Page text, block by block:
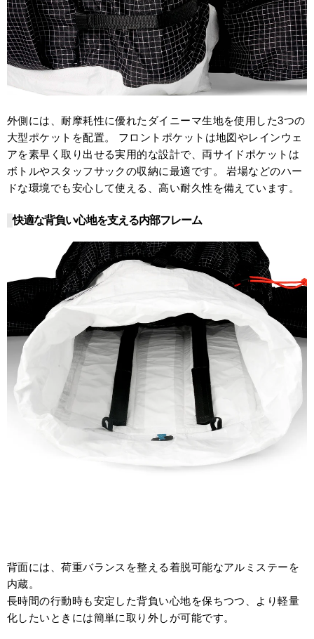
外側には、耐摩耗性に優れたダイニーマ生地を使用した3つの
大型ポケットを配置。 フロントポケットは地図やレインウェ
アを素早く取り出せる実用的な設計で、両サイドポケットは
ボトルやスタッフサックの収納に最適です。 岩場などのハー
ドな環境でも安心して使える、高い耐久性を備えています。
快適な背負い心地を支える内部フレーム
背面には、荷重バランスを整える着脱可能なアルミステーを
内蔵。
長時間の行動時も安定した背負い心地を保ちつつ、より軽量
化したいときには簡単に取り外しが可能です。